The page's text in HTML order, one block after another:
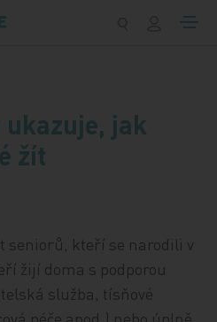
ukazuje, jak
žít
seniorů, kteří se narodili v
žijí doma s podporou
služba, tísňové